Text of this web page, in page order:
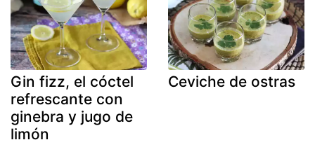
Gin fizz, el cóctel
refrescante con
ginebra y jugo de
limón
Ceviche de ostras